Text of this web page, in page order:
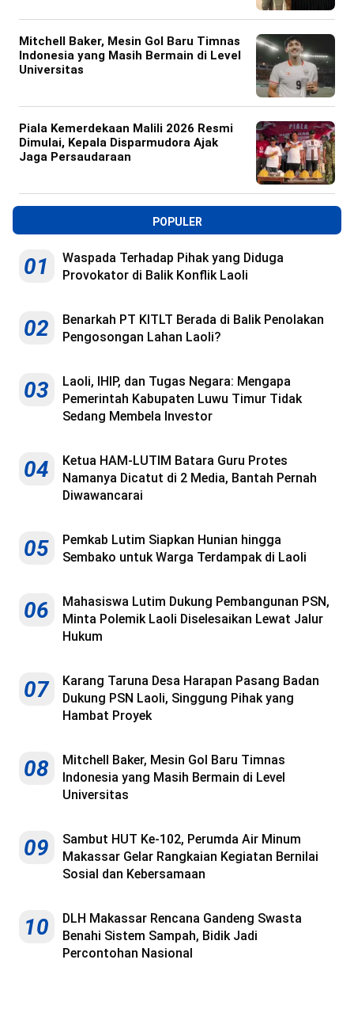
Mitchell Baker, Mesin Gol Baru Timnas
Indonesia yang Masih Bermain di Level
Universitas
Piala Kemerdekaan Malili 2026 Resmi
Dimulai, Kepala Disparmudora Ajak
Jaga Persaudaraan
POPULER
01
Waspada Terhadap Pihak yang Diduga
Provokator di Balik Konflik Laoli
02
Benarkah PT KITLT Berada di Balik Penolakan
Pengosongan Lahan Laoli?
03
Laoli, IHIP, dan Tugas Negara: Mengapa
Pemerintah Kabupaten Luwu Timur Tidak
Sedang Membela Investor
04
Ketua HAM-LUTIM Batara Guru Protes
Namanya Dicatut di 2 Media, Bantah Pernah
Diwawancarai
05
Pemkab Lutim Siapkan Hunian hingga
Sembako untuk Warga Terdampak di Laoli
06
Mahasiswa Lutim Dukung Pembangunan PSN,
Minta Polemik Laoli Diselesaikan Lewat Jalur
Hukum
07
Karang Taruna Desa Harapan Pasang Badan
Dukung PSN Laoli, Singgung Pihak yang
Hambat Proyek
08
Mitchell Baker, Mesin Gol Baru Timnas
Indonesia yang Masih Bermain di Level
Universitas
09
Sambut HUT Ke-102, Perumda Air Minum
Makassar Gelar Rangkaian Kegiatan Bernilai
Sosial dan Kebersamaan
10
DLH Makassar Rencana Gandeng Swasta
Benahi Sistem Sampah, Bidik Jadi
Percontohan Nasional